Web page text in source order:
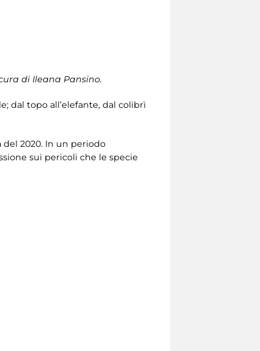
di Ileana Pansino.
dal topo all’elefante, dal colibrì
del 2020. In un periodo
sui pericoli che le specie